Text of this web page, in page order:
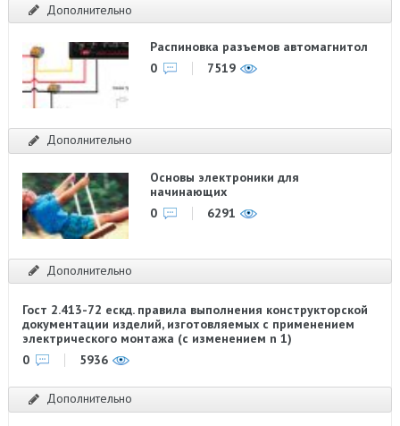
Дополнительно
Распиновка разъемов автомагнитол
0
7519
Дополнительно
Основы электроники для
начинающих
0
6291
Дополнительно
Гост 2.413-72 ескд. правила выполнения конструкторской
документации изделий, изготовляемых с применением
электрического монтажа (с изменением n 1)
0
5936
Дополнительно